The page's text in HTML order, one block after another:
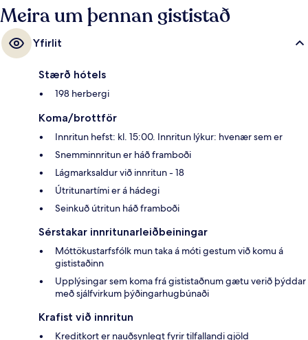
skrefa fjarlægð og Göteborg Centralst Drottningt-stöðin er í 2 mínútna
göngufjarlægð.
Meira um þennan gististað
Yfirlit
Stærð hótels
198 herbergi
Koma/brottför
Innritun hefst: kl. 15:00. Innritun lýkur: hvenær sem er
Snemminnritun er háð framboði
Lágmarksaldur við innritun - 18
Útritunartími er á hádegi
Seinkuð útritun háð framboði
Sérstakar innritunarleiðbeiningar
Móttökustarfsfólk mun taka á móti gestum við komu á
gististaðinn
Upplýsingar sem koma frá gististaðnum gætu verið þýddar
með sjálfvirkum þýðingarhugbúnaði
Krafist við innritun
Kreditkort er nauðsynlegt fyrir tilfallandi gjöld